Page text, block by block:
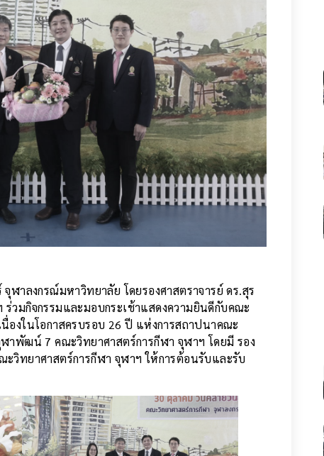
าลงกรณ์มหาวิทยาลัย โดยรองศาสตราจารย์ ดร.สุร
มกิจกรรมและมอบกระเช้าแสดงความยินดีกับคณะ
องในโอกาสครบรอบ 26 ปี แห่งการสถาปนาคณะ
าพัฒน์ 7 คณะวิทยาศาสตร์การกีฬา จุฬาฯ โดยมี รอง
ทยาศาสตร์การกีฬา จุฬาฯ ให้การต้อนรับและรับ